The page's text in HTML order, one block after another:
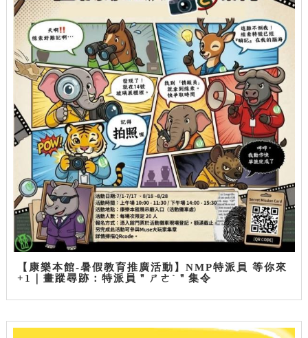
【康樂本館-暑假教育推廣活動】NMP特派員 等你來
+1｜畫蹤尋跡：特派員＂ㄕㄜˋ＂集令